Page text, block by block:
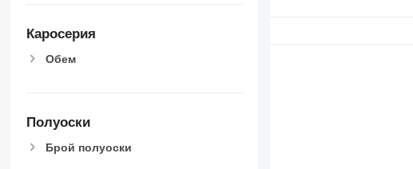
Каросерия
Обем
Полуоски
Брой полуоски